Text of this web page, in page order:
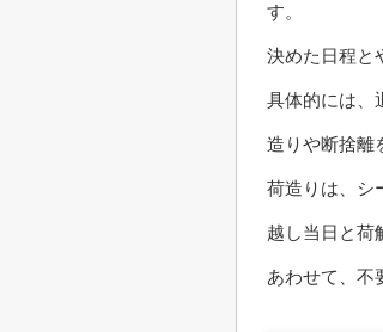
す。
決めた日程と
具体的には、
造りや断捨離
荷造りは、シ
越し当日と荷
あわせて、不